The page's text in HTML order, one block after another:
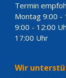
Termin
Montag 9:00 -
9:00 - 12:00
17:00 Uhr
Wir